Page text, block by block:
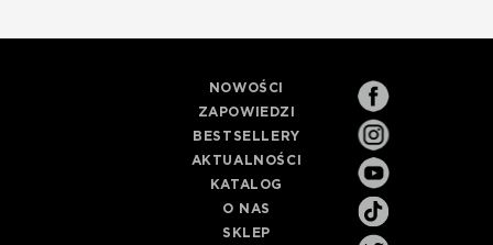
NOWOŚCI
ZAPOWIEDZI
BESTSELLERY
AKTUALNOŚCI
KATALOG
O NAS
SKLEP